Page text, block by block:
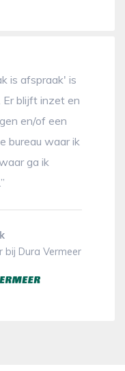
is afspraak' is
Er blijft inzet en
en/of een
bureau waar ik
ga ik
bij Dura Vermeer